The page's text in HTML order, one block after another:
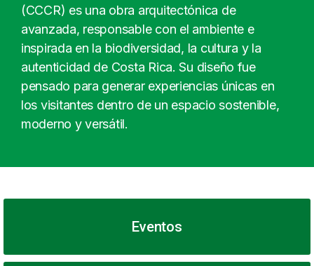
(CCCR) es una obra arquitectónica de
avanzada, responsable con el ambiente e
inspirada en la biodiversidad, la cultura y la
autenticidad de Costa Rica. Su diseño fue
pensado para generar experiencias únicas en
los visitantes dentro de un espacio sostenible,
moderno y versátil.
Eventos